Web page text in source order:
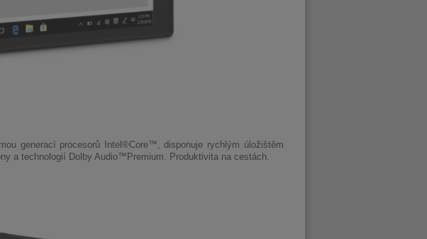
generací procesorů Intel ®Core™, disponuje rychlým úložištěm
a technologií Dolby Audio™ Premium. Produktivita na cestách.